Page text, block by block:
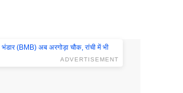
ADVERTISEMENT